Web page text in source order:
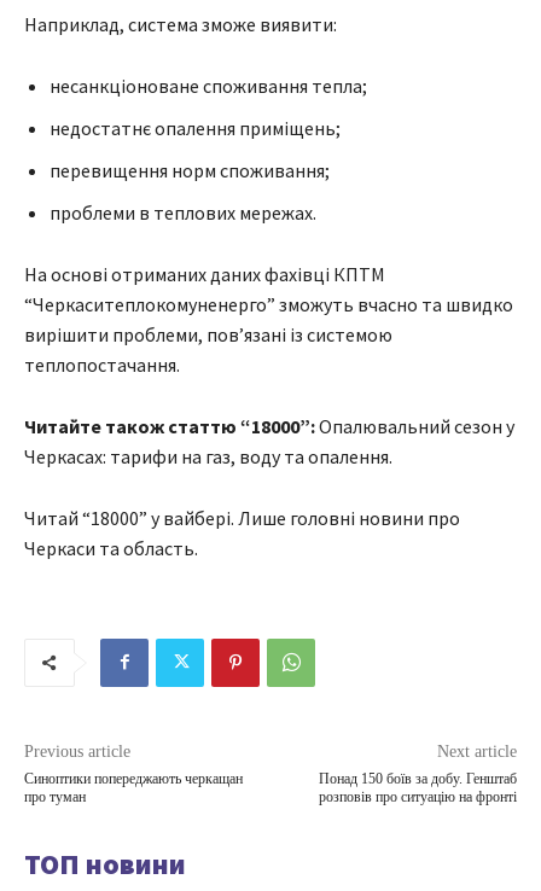
Наприклад, система зможе виявити:
несанкціоноване споживання тепла;
недостатнє опалення приміщень;
перевищення норм споживання;
проблеми в теплових мережах.
На основі отриманих даних фахівці КПТМ
“Черкаситеплокомуненерго” зможуть вчасно та швидко
вирішити проблеми, пов’язані із системою
теплопостачання.
Читайте також статтю “18000”:Опалювальний сезон у
Черкасах: тарифи на газ, воду та опалення.
Читай “18000” у вайбері. Лише головні новини про
Черкаси та область.
Previous article
Синоптики попереджають черкащан
про туман
Next article
Понад 150 боїв за добу. Генштаб
розповів про ситуацію на фронті
ТОП новини